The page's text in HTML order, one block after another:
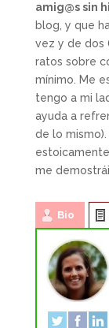
amig@s sin
blog, y que
vez y de dos
ratos sobre
mínimo. Me
tengo a mi
ayuda a
de lo mismo).
me
Bio